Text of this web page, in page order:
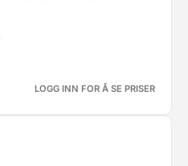
LOGG INN FOR Å SE PRISER